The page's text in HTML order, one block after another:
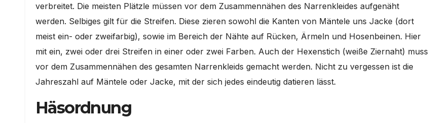
verbreitet. Die meisten Plätzle müssen vor dem Zusammennähen des Narrenkleides aufgenäht
werden. Selbiges gilt für die Streifen. Diese zieren sowohl die Kanten von Mäntele uns Jacke (dort
meist ein- oder zweifarbig), sowie im Bereich der Nähte auf Rücken, Ärmeln und Hosenbeinen. Hier
mit ein, zwei oder drei Streifen in einer oder zwei Farben. Auch der Hexenstich (weiße Ziernaht) muss
vor dem Zusammennähen des gesamten Narrenkleids gemacht werden. Nicht zu vergessen ist die
Jahreszahl auf Mäntele oder Jacke, mit der sich jedes eindeutig datieren lässt.
Häsordnung